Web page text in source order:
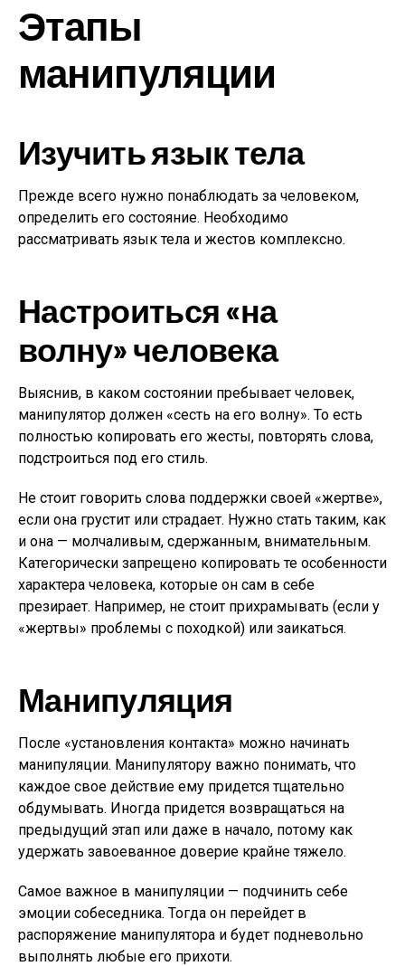
Этапы
манипуляции
Изучить язык тела
Прежде всего нужно понаблюдать за человеком,
определить его состояние. Необходимо
рассматривать язык тела и жестов комплексно.
Настроиться «на
волну» человека
Выяснив, в каком состоянии пребывает человек,
манипулятор должен «сесть на его волну». То есть
полностью копировать его жесты, повторять слова,
подстроиться под его стиль.
Не стоит говорить слова поддержки своей «жертве»,
если она грустит или страдает. Нужно стать таким, как
и она — молчаливым, сдержанным, внимательным.
Категорически запрещено копировать те особенности
характера человека, которые он сам в себе
презирает. Например, не стоит прихрамывать (если у
«жертвы» проблемы с походкой) или заикаться.
Манипуляция
После «установления контакта» можно начинать
манипуляции. Манипулятору важно понимать, что
каждое свое действие ему придется тщательно
обдумывать. Иногда придется возвращаться на
предыдущий этап или даже в начало, потому как
удержать завоеванное доверие крайне тяжело.
Самое важное в манипуляции — подчинить себе
эмоции собеседника. Тогда он перейдет в
распоряжение манипулятора и будет подневольно
выполнять любые его прихоти.